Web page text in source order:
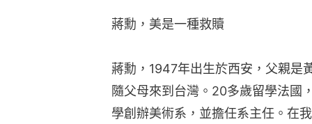
蔣勳，美是一種救贖
蔣勳，1947年出生於西安，父親是
隨父母來到台灣。20多歲留學法國
學創辦美術系，並擔任系主任。在